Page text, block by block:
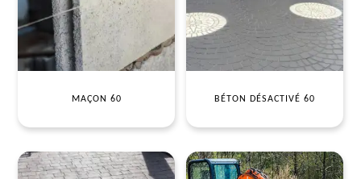
MAÇON 60 BÉTON DÉSACTIVÉ 60